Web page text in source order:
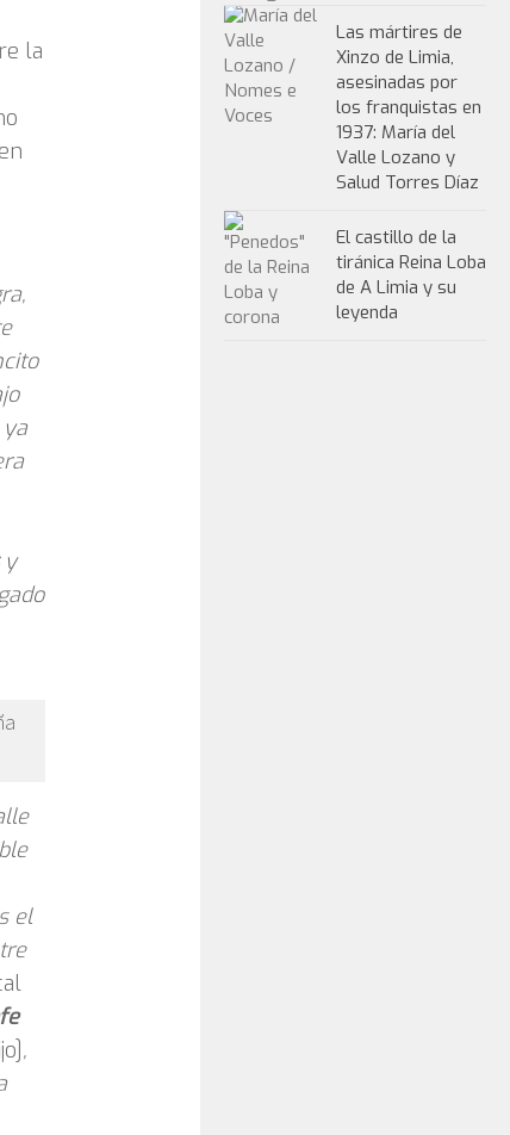
la
y
el
,
Las mártires de
Xinzo de Limia,
asesinadas por
los franquistas en
1937: María del
Valle Lozano y
Salud Torres Díaz
El castillo de la
tiránica Reina Loba
de A Limia y su
leyenda